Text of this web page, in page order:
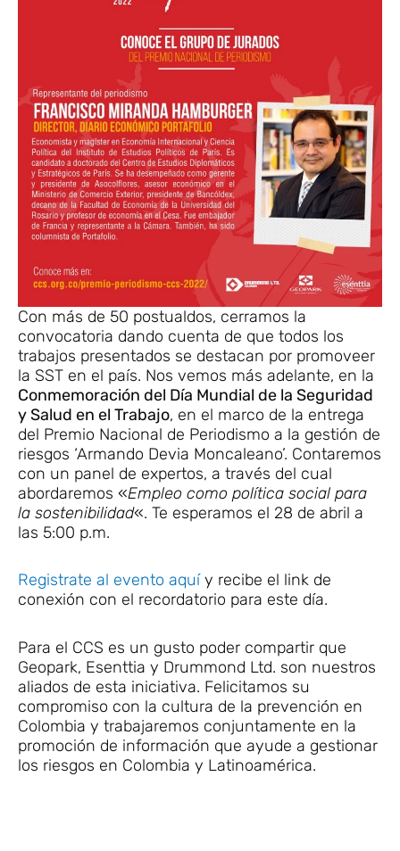
Con más de 50 postualdos, cerramos la
convocatoria dando cuenta de que todos los
trabajos presentados se destacan por promoveer
la SST en el país. Nos vemos más adelante, en la
Conmemoración del Día Mundial de la Seguridad
y Salud en el Trabajo, en el marco de la entrega
del Premio Nacional de Periodismo a la gestión de
riesgos ‘Armando Devia Moncaleano’. Contaremos
con un panel de expertos, a través del cual
abordaremos «Empleo como política social para
la sostenibilidad«. Te esperamos el 28 de abril a
las 5:00 p.m.
Registrate al evento aquíy recibe el link de
conexión con el recordatorio para este día.
Para el CCS es un gusto poder compartir que
Geopark, Esenttia y Drummond Ltd. son nuestros
aliados de esta iniciativa. Felicitamos su
compromiso con la cultura de la prevención en
Colombia y trabajaremos conjuntamente en la
promoción de información que ayude a gestionar
los riesgos en Colombia y Latinoamérica.